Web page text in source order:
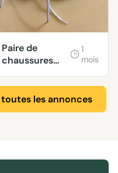
Paire de
chaussures
Hello Kitty
bébé fille
1
mois
les annonces